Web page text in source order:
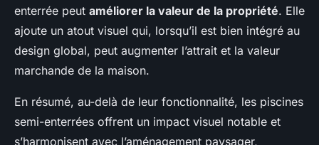
enterrée peut améliorer la valeur de la propriété. Elle
ajoute un atout visuel qui, lorsqu’il est bien intégré au
design global, peut augmenter l’attrait et la valeur
marchande de la maison.
En résumé, au-delà de leur fonctionnalité, les piscines
semi-enterrées offrent un impact visuel notable et
s’harmonisent avec l’aménagement paysager,